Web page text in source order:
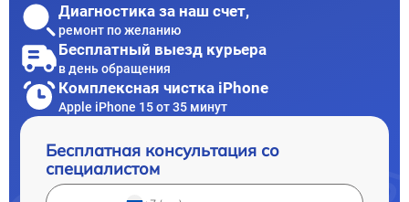
Диагностика за наш счет,
ремонт по желанию
Бесплатный выезд курьера
в день обращения
Комплексная чистка iPhone
Apple iPhone 15 от 35 минут
Бесплатная консультация со
специалистом